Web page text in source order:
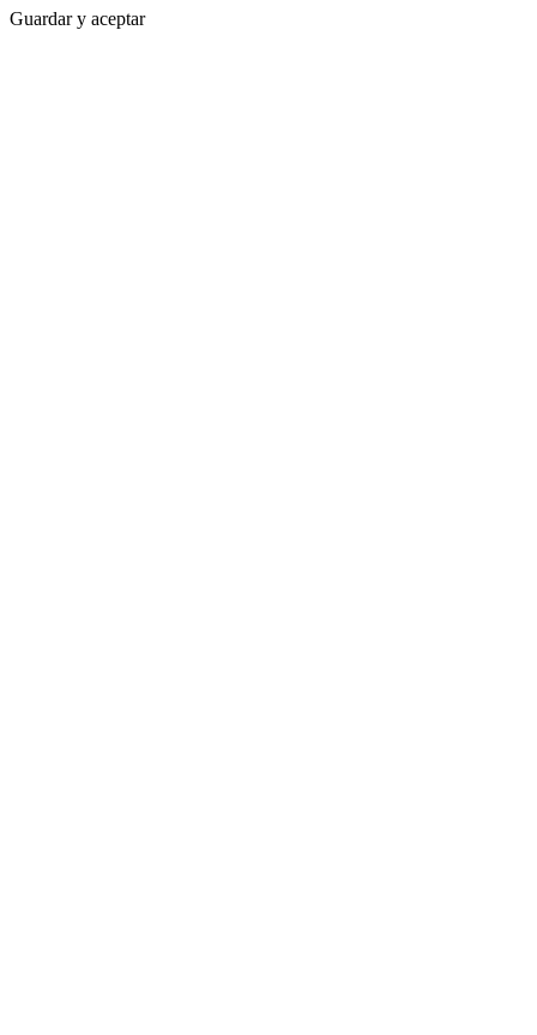
Guardar y aceptar